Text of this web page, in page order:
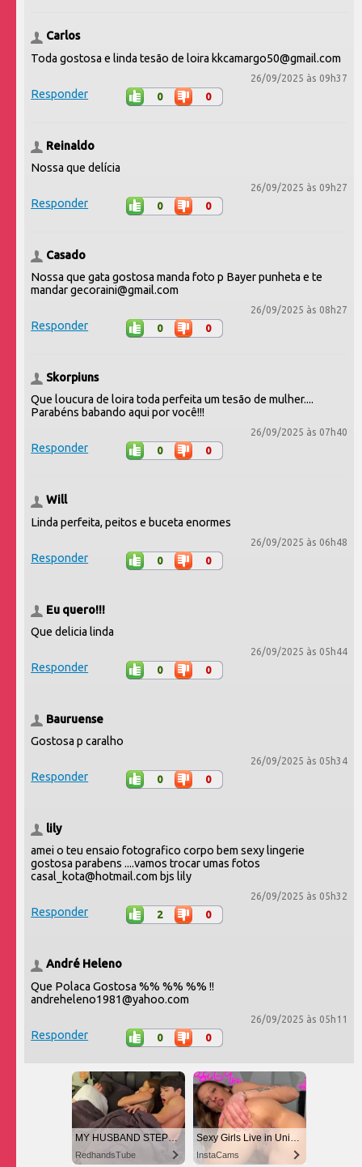
Carlos
Toda gostosa e linda tesão de loira kkcamargo50@gmail.com
26/09/2025 às 09h37
Responder 0 0
Reinaldo
Nossa que delícia
26/09/2025 às 09h27
Responder 0 0
Casado
Nossa que gata gostosa manda foto p Bayer punheta e te
mandar gecoraini@gmail.com
26/09/2025 às 08h27
Responder 0 0
Skorpiuns
Que loucura de loira toda perfeita um tesão de mulher....
Parabéns babando aqui por você!!!
26/09/2025 às 07h40
Responder 0 0
Will
Linda perfeita, peitos e buceta enormes
26/09/2025 às 06h48
Responder 0 0
Eu quero!!!
Que delicia linda
26/09/2025 às 05h44
Responder 0 0
Bauruense
Gostosa p caralho
26/09/2025 às 05h34
Responder 0 0
lily
amei o teu ensaio fotografico corpo bem sexy lingerie
gostosa parabens ....vamos trocar umas fotos
casal_kota@hotmail.com bjs lily
26/09/2025 às 05h32
Responder 2 0
André Heleno
Que Polaca Gostosa %% %% %% !!
andreheleno1981@yahoo.com
26/09/2025 às 05h11
Responder 0 0
MY HUSBAND STEPSON MISTAKENLY GIVES ME IN THE ASS
RedhandsTube InstaCams